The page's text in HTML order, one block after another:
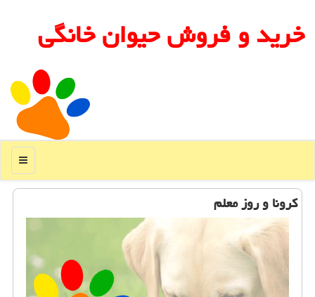
خرید و فروش حیوان خانگی
منو
كرونا و روز معلم